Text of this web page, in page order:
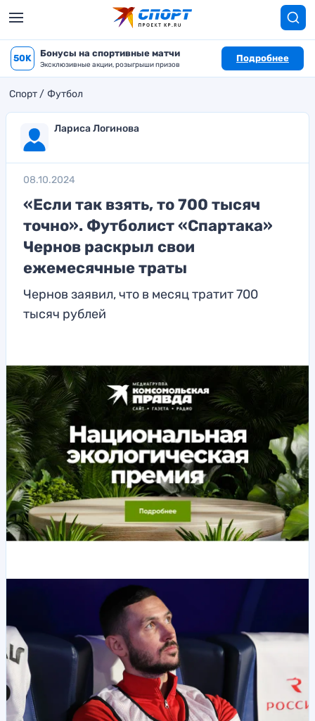
50K Бонусы на спортивные матчи
Эксклюзивные акции, розыгрыши призов
Подробнее
Спорт Футбол
Лариса Логинова
08.10.2024
«Если так взять, то 700 тысяч
точно». Футболист «Спартака»
Чернов раскрыл свои
ежемесячные траты
Чернов заявил, что в месяц тратит 700
тысяч рублей